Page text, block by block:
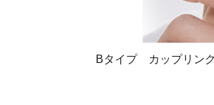
Bタイプ カップリン